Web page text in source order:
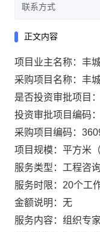
联系方式
正文内容
项目业主名称：丰
采购项目名称：丰
是否投资审批项目
投资审批项目编码
采购项目编码：
项目规模：平方米
服务类型：工程咨询
服务时限：20个工
金额说明：无
服务内容：组织专